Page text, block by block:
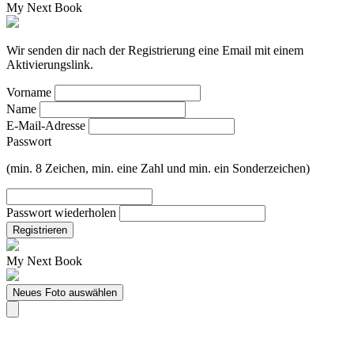
My Next Book
Wir senden dir nach der Registrierung eine Email mit einem
Aktivierungslink.
Vorname
Name
E-Mail-Adresse
Passwort
(min. 8 Zeichen, min. eine Zahl und min. ein Sonderzeichen)
Passwort wiederholen
Registrieren
My Next Book
Neues Foto auswählen